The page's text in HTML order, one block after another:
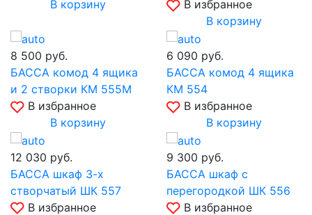
В корзину
В избранное
В корзину
8 500 руб.
БАССА комод 4 ящика
и 2 створки КМ 555М
В избранное
В корзину
6 090 руб.
БАССА комод 4 ящика
КМ 554
В избранное
В корзину
12 030 руб.
БАССА шкаф 3-х
створчатый ШК 557
В избранное
9 300 руб.
БАССА шкаф с
перегородкой ШК 556
В избранное